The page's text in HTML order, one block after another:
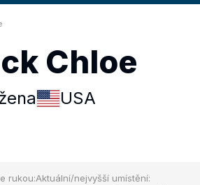
Chloe
USA
rukou:Aktuální/nejvyšší umístění: